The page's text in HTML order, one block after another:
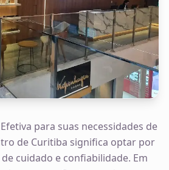
para suas necessidades de
de Curitiba significa optar por
cuidado e confiabilidade. Em